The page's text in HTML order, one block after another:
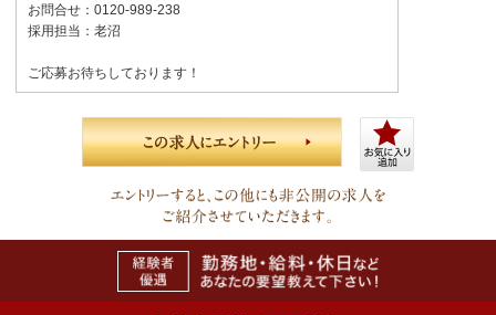
お問合せ：0120-989-238
採用担当：老沼
ご応募お待ちしております！